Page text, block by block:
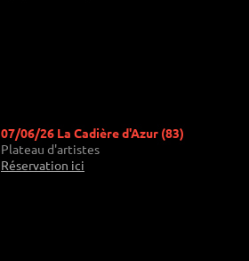
07/06/26 La Cadière d'Azur (83)
Plateau d'artistes
Réservation ici